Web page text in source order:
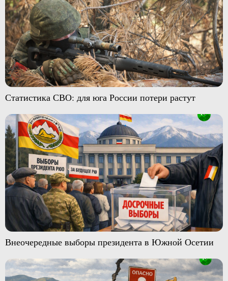
Статистика СВО: для юга России потери растут
Внеочередные выборы президента в Южной Осетии